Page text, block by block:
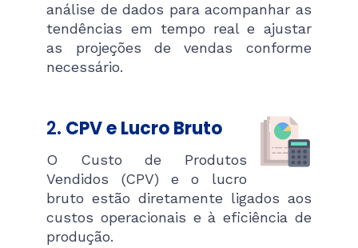
análise de dados para acompanhar as
tendências em tempo real e ajustar
as projeções de vendas conforme
necessário.
2. CPV e Lucro Bruto
O Custo de Produtos
Vendidos (CPV) e o lucro
bruto estão diretamente ligados aos
custos operacionais e à eficiência de
produção.